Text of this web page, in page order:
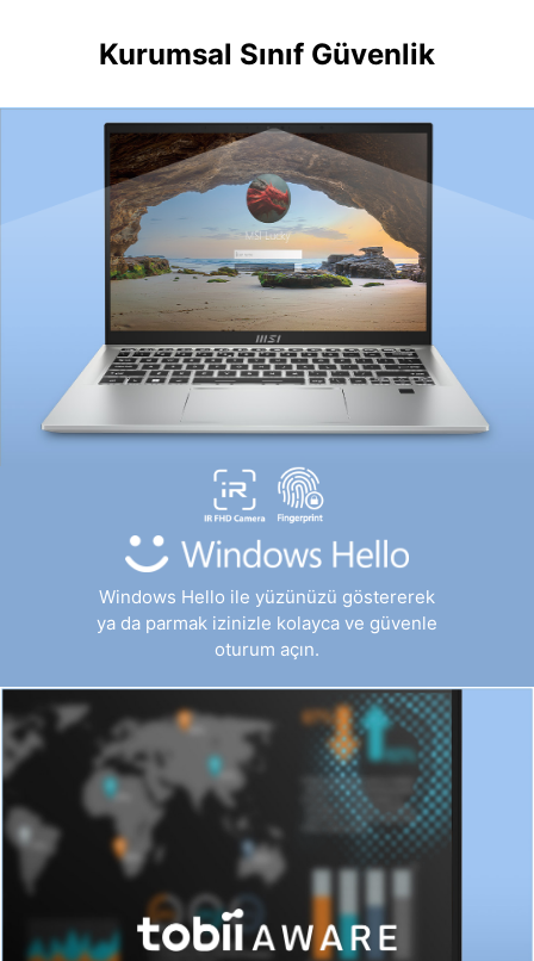
Kurumsal Sınıf Güvenlik
Windows Hello ile yüzünüzü göstererek
ya da parmak izinizle kolayca ve güvenle
oturum açın.